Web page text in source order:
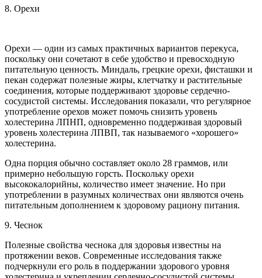
8. Орехи
Орехи — один из самых практичных вариантов перекуса,
поскольку они сочетают в себе удобство и превосходную
питательную ценность. Миндаль, грецкие орехи, фисташки и
пекан содержат полезные жиры, клетчатку и растительные
соединения, которые поддерживают здоровье сердечно-
сосудистой системы. Исследования показали, что регулярное
употребление орехов может помочь снизить уровень
холестерина ЛПНП, одновременно поддерживая здоровый
уровень холестерина ЛПВП, так называемого «хорошего»
холестерина.
Одна порция обычно составляет около 28 граммов, или
примерно небольшую горсть. Поскольку орехи
высококалорийны, количество имеет значение. Но при
употреблении в разумных количествах они являются очень
питательным дополнением к здоровому рациону питания.
9. Чеснок
Полезные свойства чеснока для здоровья известны на
протяжении веков. Современные исследования также
подчеркнули его роль в поддержании здорового уровня